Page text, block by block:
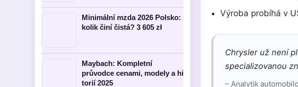
Výroba probíhá v
Chrysler už není
specializovanou
– Analytik
Minimální mzda 2026 Polsko:
kolik činí čistá? 3 605 zł
Maybach: Kompletní
průvodce cenami, modely a hi
torií 2025